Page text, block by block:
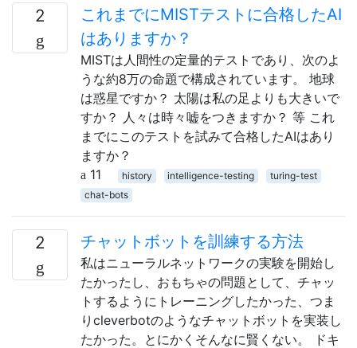
2
これまでにMISTテストに合格したAI
はありますか？
MISTは人間性の定量的テストであり、次のよ
うな約8万の命題で構成されています。 地球
は惑星ですか？ 太陽は私の足よりも大きいで
すか？ 人々は時々嘘をつきますか？ 等 これ
までにこのテストを試みて合格したAIはあり
ますか？
11
history intelligence-testing
turing-test
chat-bots
2 チャットボットを訓練する方法
私はニューラルネットワークの実験を開始し
たかったし、おもちゃの問題として、チャッ
トするようにトレーニングしたかった、つま
りcleverbotのようなチャットボットを実装し
たかった。とにかくそんなに賢くない。 ドキ